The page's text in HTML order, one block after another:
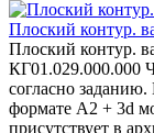
Плоский контур.
Плоский контур.
КГ01.029.000.000
согласно
формате А2 + 3d
присутствует в